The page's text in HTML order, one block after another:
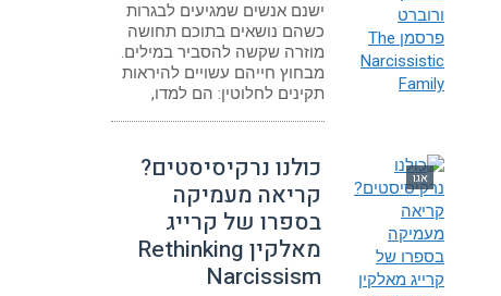
ישנם אנשים שמגיעים לבגרות
כשהם נושאים בתוכם תחושה
מוזרה שקשה להסביר במילים.
מבחוץ חייהם עשויים להיראות
תקינים לחלוטין: הם למדו,
אגו
כולנו נרקיסיסטים?
קריאה מעמיקה
בספרו של קרייג
מאלקין Rethinking
Narcissism